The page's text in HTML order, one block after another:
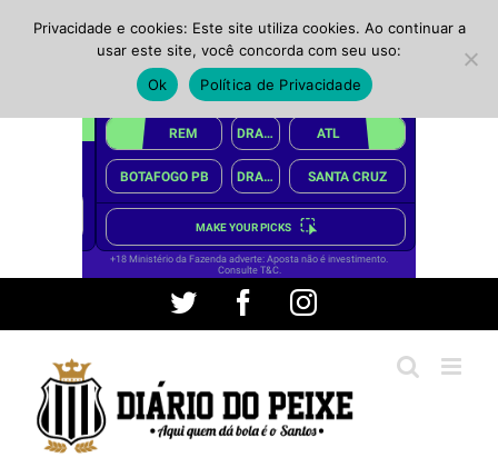
conteúdo
Twitter FacebookInstagram
Privacidade e cookies: Este site utiliza cookies. Ao continuar a
usar este site, você concorda com seu uso:
Ok
Política de Privacidade